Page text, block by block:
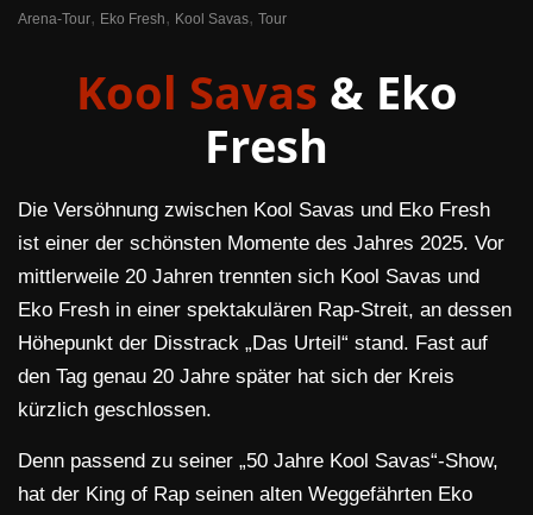
Arena-Tour, Eko Fresh, Kool Savas, Tour
Kool Savas & Eko
Fresh
Die Versöhnung zwischen Kool Savas und Eko Fresh
ist einer der schönsten Momente des Jahres 2025. Vor
mittlerweile 20 Jahren trennten sich Kool Savas und
Eko Fresh in einer spektakulären Rap-Streit, an dessen
Höhepunkt der Disstrack „Das Urteil“ stand. Fast auf
den Tag genau 20 Jahre später hat sich der Kreis
kürzlich geschlossen.
Denn passend zu seiner „50 Jahre Kool Savas“-Show,
hat der King of Rap seinen alten Weggefährten Eko